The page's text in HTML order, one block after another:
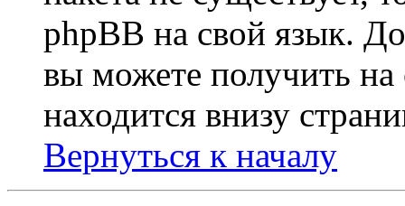
phpBB на свой язык.
вы можете получить на
находится внизу
Вернуться к началу